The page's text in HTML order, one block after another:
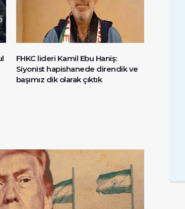
FHKC lideri Kamil Ebu Haniş:
Siyonist hapishanede direndik ve
başımız dik olarak çıktık